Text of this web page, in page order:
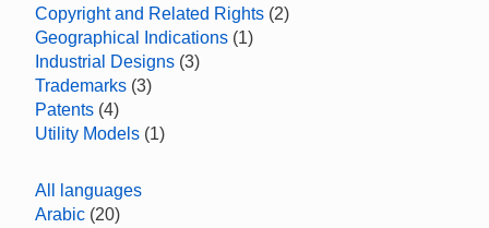
Copyright and Related Rights (2)
Geographical Indications (1)
Industrial Designs (3)
Trademarks (3)
Patents (4)
Utility Models (1)
All languages
Arabic (20)